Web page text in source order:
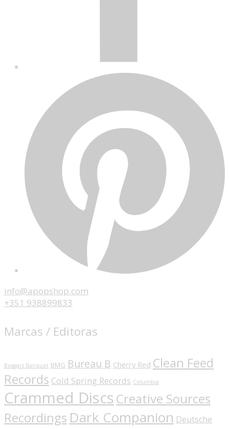
info@apopshop.com
+351 938899833
Marcas / Editoras
Beggars Banquet BMG Bureau B Cherry Red Clean Feed
Records Cold Spring Records Columbia
Crammed Discs Creative Sources
Recordings Dark Companion Deutsche